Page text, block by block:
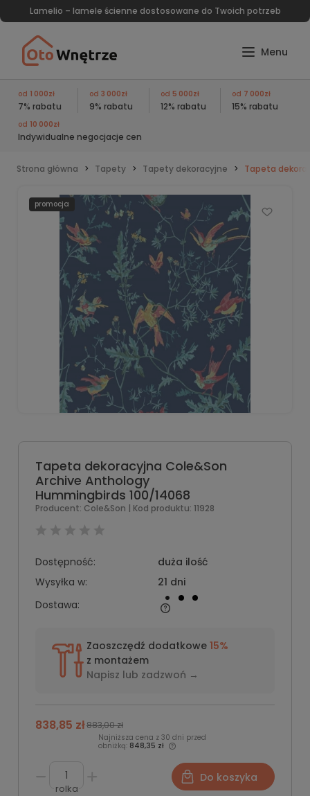
Lamelio – lamele ścienne dostosowane do Twoich potrzeb
od 1 000zł
7% rabatu
od 3 000zł
9% rabatu
od 5 000zł
12% rabatu
od 7 000zł
15% rabatu
od 10 000zł
Indywidualne negocjacje cen
Strona główna Tapety Tapety dekoracyjne Tapeta
promocja
Tapeta dekoracyjna Cole&Son
Archive Anthology
Hummingbirds 100/14068
Producent: Cole&Son | Kod produktu: 11928
Dostępność:
duża ilość
Wysyłka w:
21 dni
Dostawa:
Zaoszczędź dodatkowe 15%
z montażem
Napisz lub zadzwoń →
838,85 zł883,00 zł
Najniższa cena z 30 dni przed
obniżką: 848,35 zł
rolka
Do koszyka